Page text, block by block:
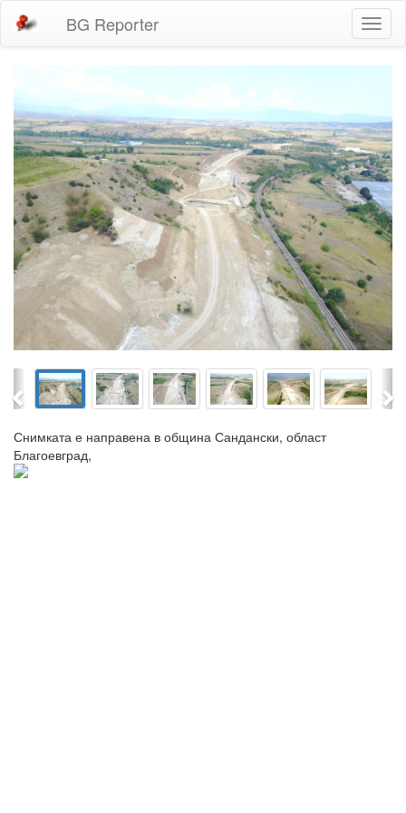
BG Reporter
Previous
Снимката е направена в община Сандански, област
Благоевград,